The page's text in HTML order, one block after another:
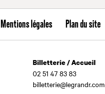
Mentions légales Plan du site
Billetterie / Accueil
02 51 47 83 83
billetterie@legrandr.com